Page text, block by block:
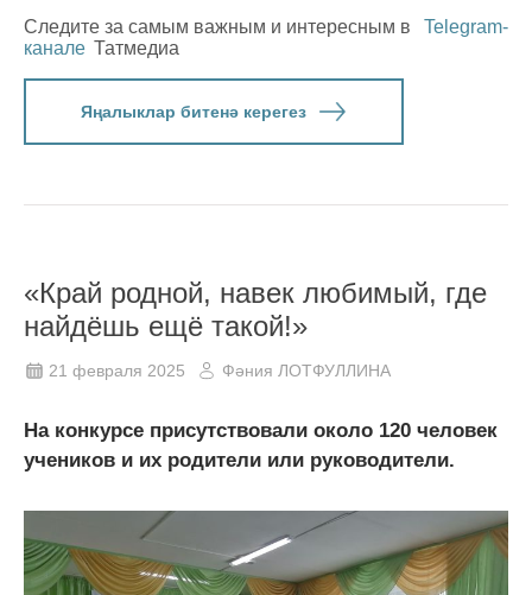
Следите за самым важным и интересным в
Telegram-
канале Татмедиа
Яңалыклар битенә керегез
«Край родной, навек любимый, где
найдёшь ещё такой!»
21 февраля 2025 Фәния ЛОТФУЛЛИНА
На конкурсе присутствовали около 120 человек
учеников и их родители или руководители.